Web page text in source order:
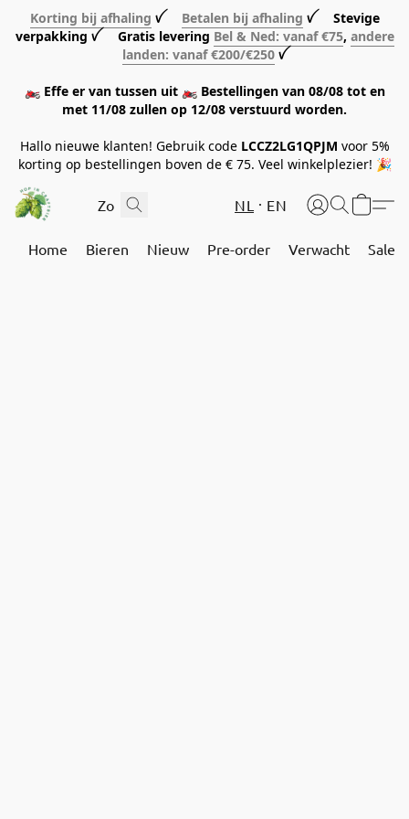
Korting bij afhaling ꪜ Betalen bij afhaling ꪜ Stevige
verpakking ꪜ Gratis levering Bel & Ned: vanaf €75, andere
landen: vanaf €200/€250 ꪜ
🏍️ Effe er van tussen uit 🏍️ Bestellingen van 08/08 tot en
met 11/08 zullen op 12/08 verstuurd worden.
Hallo nieuwe klanten! Gebruik code LCCZ2LG1QPJM voor 5%
korting op bestellingen boven de € 75. Veel winkelplezier! 🎉
NL EN
Home Bieren Nieuw Pre-order Verwacht Sale